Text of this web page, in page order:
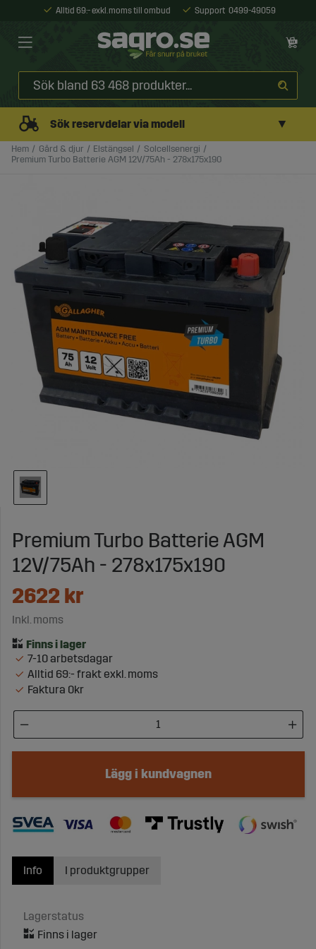
Alltid 69:- exkl. moms till ombud Support 0499-49059
Sök reservdelar via modell ▼
Hem Gård & djur Elstängsel
Solcellsenergi
Premium Turbo Batterie AGM 12V/75Ah - 278x175x190
Premium Turbo Batterie AGM
12V/75Ah - 278x175x190
2622 kr
Inkl. moms
7-10 arbetsdagar
Alltid 69:- frakt exkl. moms
Faktura 0kr
Lägg i kundvagnen
Info
Lagerstatus
I produktgrupper